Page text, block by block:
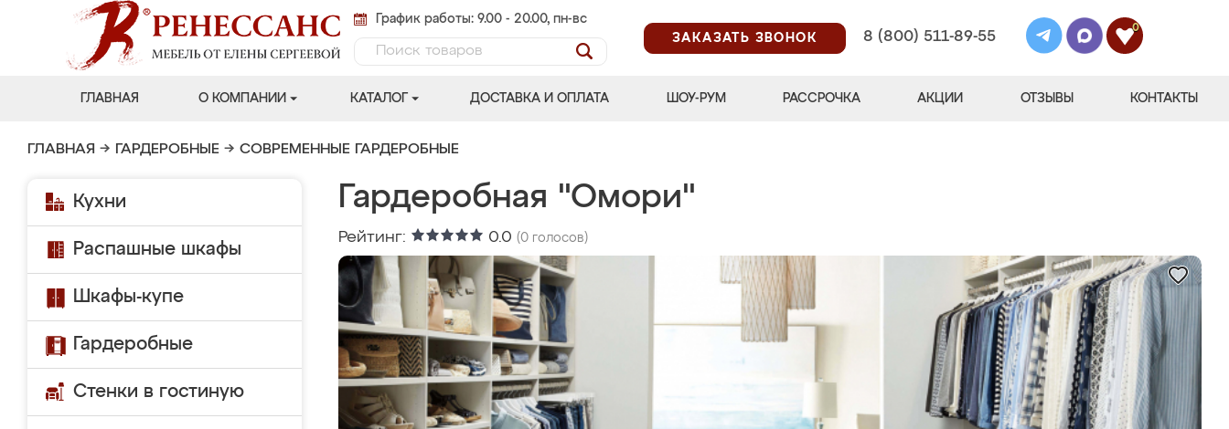
График работы: 9.00 - 20.00, пн-вс
ЗАКАЗАТЬ ЗВОНОК
8 (800) 511-89-55
0
ГЛАВНАЯ О КОМПАНИИ КАТАЛОГ ДОСТАВКА И ОПЛАТА ШОУ-РУМ РАССРОЧКА АКЦИИ ОТЗЫВЫ КОНТАКТЫ
ГЛАВНАЯ → ГАРДЕРОБНЫЕ → СОВРЕМЕННЫЕ ГАРДЕРОБНЫЕ
Кухни
Распашные шкафы
Шкафы-купе
Гардеробные
Стенки в гостиную
Гардеробная "Омори"
Рейтинг: 0.0 (0 голосов)